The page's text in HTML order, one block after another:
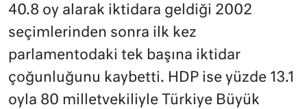
40.8 oy alarak iktidara geldiği 2002
seçimlerinden sonra ilk kez
parlamentodaki tek başına iktidar
çoğunluğunu kaybetti. HDP ise yüzde 13.1
oyla 80 milletvekiliyle Türkiye Büyük